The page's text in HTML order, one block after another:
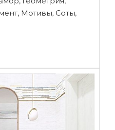
Мотивы, Соты,